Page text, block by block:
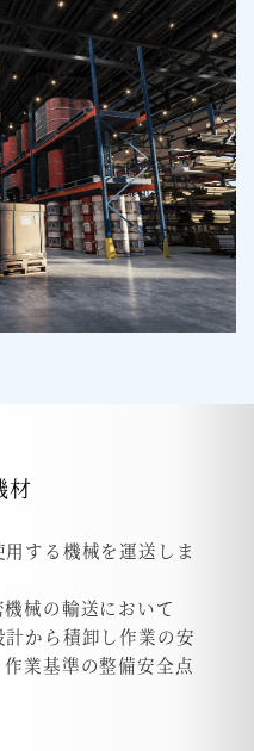
材
する機械を運送しま
械の輸送において
から積卸し作業の安
業基準の整備安全点